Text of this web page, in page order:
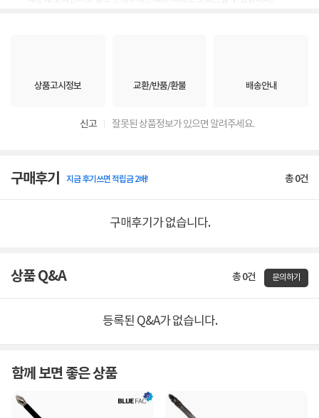
상품고시정보 교환/반품/환불 배송안내
신고 잘못된 상품정보가 있으면 알려주세요.
구매후기 지금 후기쓰면 적립금 2배! 총0건
구매후기가 없습니다.
상품 Q&A 총 0건 문의하기
등록된 Q&A가 없습니다.
함께 보면 좋은 상품